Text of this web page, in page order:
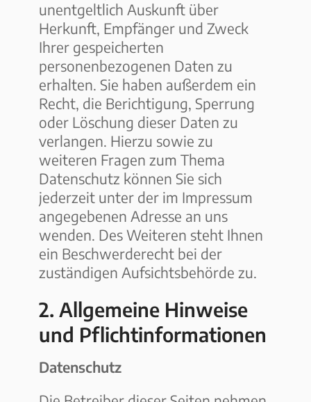
unentgeltlich Auskunft über
Herkunft, Empfänger und Zweck
Ihrer gespeicherten
personenbezogenen Daten zu
erhalten. Sie haben außerdem ein
Recht, die Berichtigung, Sperrung
oder Löschung dieser Daten zu
verlangen. Hierzu sowie zu
weiteren Fragen zum Thema
Datenschutz können Sie sich
jederzeit unter der im Impressum
angegebenen Adresse an uns
wenden. Des Weiteren steht Ihnen
ein Beschwerderecht bei der
zuständigen Aufsichtsbehörde zu.
2. Allgemeine Hinweise
und Pflichtinformationen
Datenschutz